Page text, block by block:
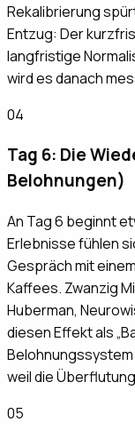
Rekalibrierung
Entzug: Der
langfristige
wird es danach
04
Tag 6: Die
Belohnungen)
An Tag 6 beginnt
Erlebnisse fühlen
Gespräch mit
Kaffees. Zwanzig
Huberman,
diesen Effekt als
weil die
05